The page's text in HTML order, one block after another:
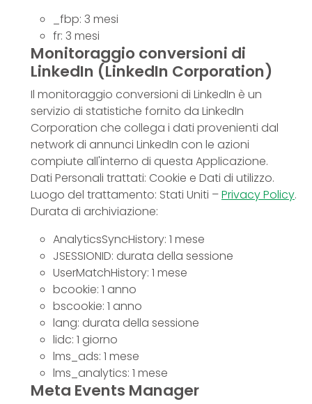
_fbp: 3 mesi
fr: 3 mesi
Monitoraggio conversioni di
LinkedIn (LinkedIn Corporation)
Il monitoraggio conversioni di LinkedIn è un
servizio di statistiche fornito da LinkedIn
Corporation che collega i dati provenienti dal
network di annunci LinkedIn con le azioni
compiute all'interno di questa Applicazione.
Dati Personali trattati: Cookie e Dati di utilizzo.
Luogo del trattamento: Stati Uniti –Privacy Policy.
Durata di archiviazione:
AnalyticsSyncHistory: 1 mese
JSESSIONID: durata della sessione
UserMatchHistory: 1 mese
bcookie: 1 anno
bscookie: 1 anno
lang: durata della sessione
lidc: 1 giorno
lms_ads: 1 mese
lms_analytics: 1 mese
Meta Events Manager